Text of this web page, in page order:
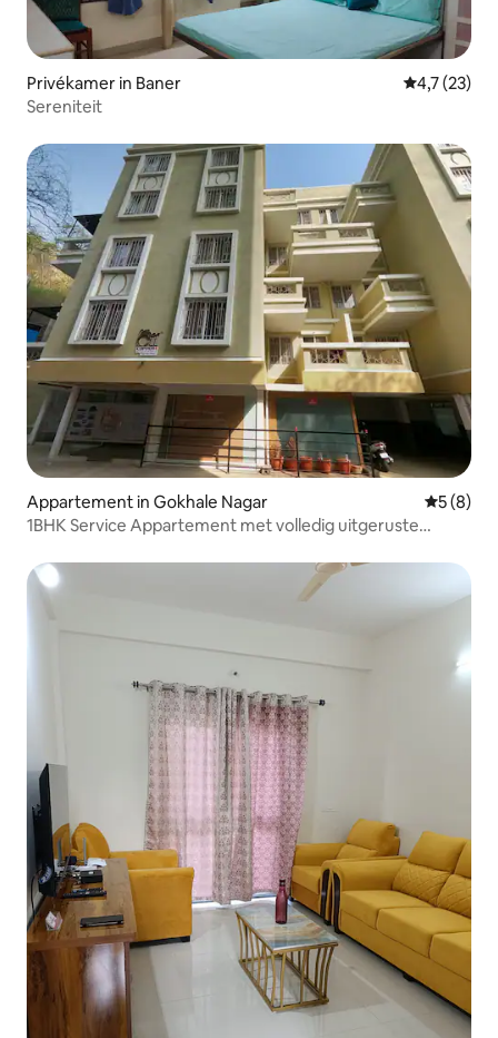
Privékamer in Baner
4,7 (23)
Sereniteit
Appartement in Gokhale Nagar
5 (8)
1BHK Service Appartement met volledig uitgeruste